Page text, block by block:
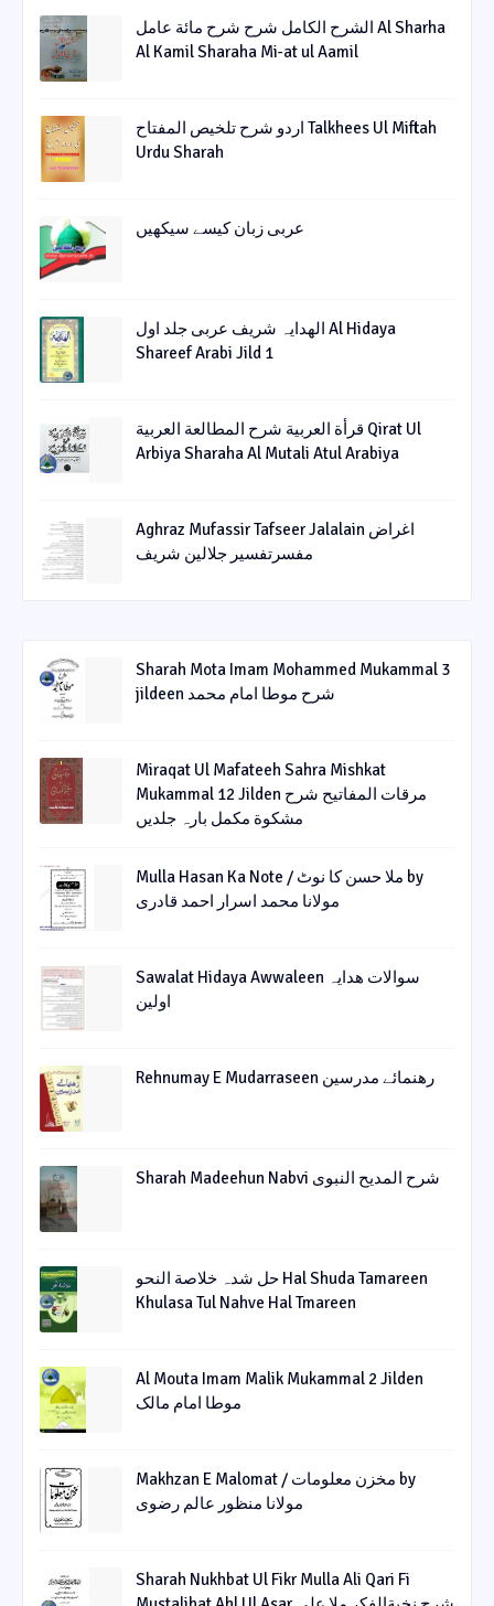
الشرح الکامل شرح شرح مائة عامل Al Sharha
Al Kamil Sharaha Mi-at ul Aamil
اردو شرح تلخیص المفتاح Talkhees Ul Miftah
Urdu Sharah
عربی زبان کیسے سیکھیں
الھدایہ شریف عربی جلد اول Al Hidaya
Shareef Arabi Jild 1
قرأة العربیة شرح المطالعة العربیة Qirat Ul
Arbiya Sharaha Al Mutali Atul Arabiya
Aghraz Mufassir Tafseer Jalalain اغراض
مفسرتفسیر جلالین شریف
Sharah Mota Imam Mohammed Mukammal 3
jildeen شرح موطا امام محمد
Miraqat Ul Mafateeh Sahra Mishkat
Mukammal 12 Jilden مرقات المفاتیح شرح
مشکوة مکمل بارہ جلدیں
Mulla Hasan Ka Note / ملا حسن کا نوٹ by
مولانا محمد اسرار احمد قادری
Sawalat Hidaya Awwaleen سوالات ھدایہ
اولین
Rehnumay E Mudarraseen رهنمائے مدرسین
Sharah Madeehun Nabvi شرح المدیح النبوی
حل شدہ خلاصة النحو Hal Shuda Tamareen
Khulasa Tul Nahve Hal Tmareen
Al Mouta Imam Malik Mukammal 2 Jilden
موطا امام مالک
Makhzan E Malomat / مخزن معلومات by
مولانا منظور عالم رضوی
Sharah Nukhbat Ul Fikr Mulla Ali Qari Fi